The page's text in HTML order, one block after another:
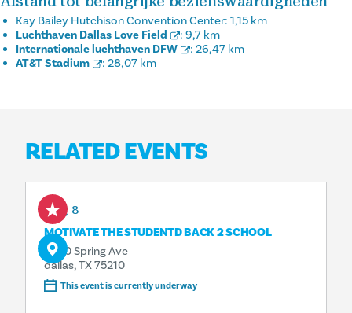
Kay Bailey Hutchison Convention Center: 1,15 km
Luchthaven Dallas Love Field
: 9,7 km
Internationale luchthaven DFW
: 26,47 km
AT&T Stadium
: 28,07 km
RELATED EVENTS
Aug 8
MOTIVATE THE STUDENTD BACK 2 SCHOOL
4500 Spring Ave
dallas, TX 75210
This event is currently underway